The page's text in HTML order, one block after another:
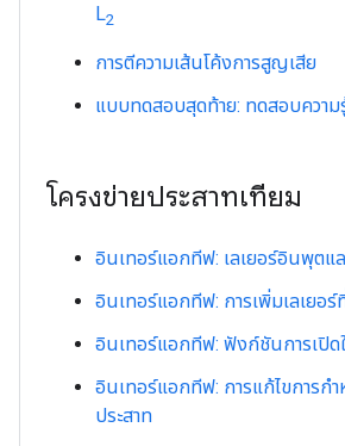
L2
การตีความเส้นโค้งการสูญเสีย
แบบทดสอบสุดท้าย: ทดสอบควา
โครงข่ายประสาทเทียม
อินเทอร์แอกทีฟ: เลเยอร์อินพุตแล
อินเทอร์แอกทีฟ: การเพิ่มเลเยอ
อินเทอร์แอกทีฟ: ฟังก์ชันการเปิด
อินเทอร์แอกทีฟ: การแก้ไขการกํา
ประสาท